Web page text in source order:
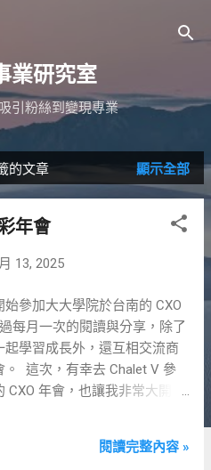
業研究室
引粉絲到變現專業
的文章 顯示全部
年會
13, 2025
參加大大學院於台南的 CXO
每月一次的閱讀與分享，除了
起學習成長外，還互相交流商
。 ​ 這次，有幸去 Chalet V 參
CXO 年會，也讓我非常大開眼
閱讀完整內容 »